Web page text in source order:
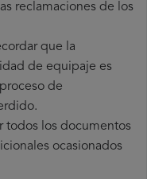
reclamaciones de los
que la
de equipaje es
de
todos los documentos
ocasionados